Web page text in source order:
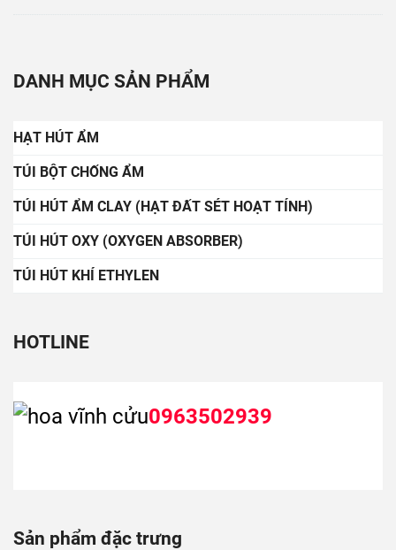
DANH MỤC SẢN PHẨM
HẠT HÚT ẨM
TÚI BỘT CHỐNG ẨM
TÚI HÚT ẨM CLAY (HẠT ĐẤT SÉT HOẠT TÍNH)
TÚI HÚT OXY (OXYGEN ABSORBER)
TÚI HÚT KHÍ ETHYLEN
HOTLINE
0963502939
Sản phẩm đặc trưng